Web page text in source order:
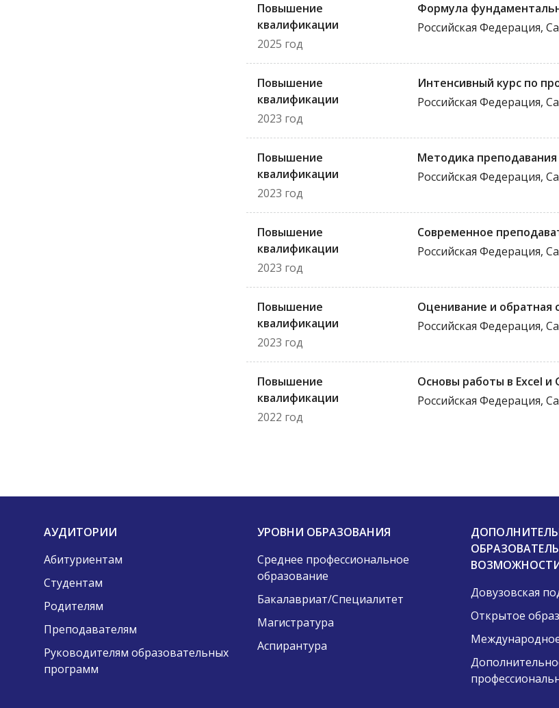
Повышение
квалификации
2025 год
Формула
Российская Федерация,
Повышение
квалификации
2023 год
Интенсивный курс по
Российская Федерация,
Повышение
квалификации
2023 год
Методика преподавания
Российская Федерация,
Повышение
квалификации
2023 год
Современное
Российская Федерация,
Повышение
квалификации
2023 год
Оценивание и обратная
Российская Федерация,
Повышение
квалификации
2022 год
Основы работы в Excel и
Российская Федерация,
АУДИТОРИИ
Абитуриентам
Студентам
Родителям
Преподавателям
Руководителям образовательных
программ
УРОВНИ ОБРАЗОВАНИЯ
Среднее профессиональное
образование
Бакалавриат/Специалитет
Магистратура
Аспирантура
Довузовская
Открытое